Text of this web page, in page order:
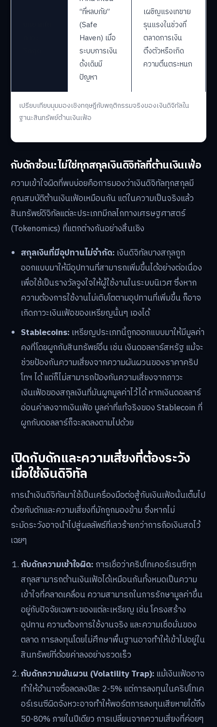
เปรียบเทียบมุมมองเชิงทฤษฎีกับพฤติกรรมจริงของเงินดิจิทัลใน
ฐานะสินทรัพย์ต้านเงินเฟ้อ
“ที่หลบภัย”
(Safe
Haven) เมื่อ
ระบบการเงิน
ดั้งเดิมมี
ปัญหา
เผชิญแรงเทขาย
รุนแรงในช่วงที่
ตลาดการเงิน
ตึงตัวหรือเกิด
ความตื่นตระหนก
กับดักซ้อน: ไม่ใช่ทุกสกุลเงินดิจิทัลที่ต้านเงินเฟ้อ
ความเข้าใจผิดที่พบบ่อยคือการมองว่าเงินดิจิทัลทุกสกุลมี
คุณสมบัติต้านเงินเฟ้อเหมือนกัน แต่ในความเป็นจริงแล้ว
สินทรัพย์ดิจิทัลแต่ละประเภทมีกลไกทางเศรษฐศาสตร์
(Tokenomics) ที่แตกต่างกันอย่างสิ้นเชิง
สกุลเงินที่มีอุปทานไม่จำกัด: เงินดิจิทัลบางสกุลถูก
ออกแบบมาให้มีอุปทานที่สามารถเพิ่มขึ้นได้อย่างต่อเนื่อง
เพื่อใช้เป็นรางวัลจูงใจให้ผู้ใช้งานในระบบนิเวศ ซึ่งหาก
ความต้องการใช้งานไม่เติบโตตามอุปทานที่เพิ่มขึ้น ก็อาจ
เกิดภาวะเงินเฟ้อของเหรียญนั้นๆ เองได้
Stablecoins: เหรียญประเภทนี้ถูกออกแบบมาให้มีมูลค่า
คงที่โดยผูกกับสินทรัพย์อื่น เช่น เงินดอลลาร์สหรัฐ แม้จะ
ช่วยป้องกันความเสี่ยงจากความผันผวนของราคาคริป
โทฯ ได้ แต่ก็ไม่สามารถป้องกันความเสี่ยงจากภาวะ
เงินเฟ้อของสกุลเงินที่มันผูกมูลค่าไว้ได้ หากเงินดอลลาร์
อ่อนค่าลงจากเงินเฟ้อ มูลค่าที่แท้จริงของ Stablecoin ที่
ผูกกับดอลลาร์ก็จะลดลงตามไปด้วย
เปิดกับดักและความเสี่ยงที่ต้องระวัง
เมื่อใช้เงินดิจิทัล
การนำเงินดิจิทัลมาใช้เป็นเครื่องมือต่อสู้กับเงินเฟ้อนั้นเต็มไป
ด้วยกับดักและความเสี่ยงที่มักถูกมองข้าม ซึ่งหากไม่
ระมัดระวังอาจนำไปสู่ผลลัพธ์ที่เลวร้ายกว่าการถือเงินสดไว้
เฉยๆ
กับดักความเข้าใจผิด: การเชื่อว่าคริปโทเคอร์เรนซีทุก
สกุลสามารถต้านเงินเฟ้อได้เหมือนกันทั้งหมดเป็นความ
เข้าใจที่คลาดเคลื่อน ความสามารถในการรักษามูลค่าขึ้น
อยู่กับปัจจัยเฉพาะของแต่ละเหรียญ เช่น โครงสร้าง
อุปทาน ความต้องการใช้งานจริง และความเชื่อมั่นของ
ตลาด การลงทุนโดยไม่ศึกษาพื้นฐานอาจทำให้เข้าไปอยู่ใน
สินทรัพย์ที่ด้อยค่าลงอย่างรวดเร็ว
กับดักความผันผวน (Volatility Trap): แม้เงินเฟ้ออาจ
ทำให้อำนาจซื้อลดลงปีละ 2-5% แต่การลงทุนในคริปโทเค
อร์เรนซีผิดจังหวะอาจทำให้พอร์ตการลงทุนเสียหายได้ถึง
50-80% ภายในปีเดียว การเปลี่ยนจากความเสี่ยงที่ค่อยๆ